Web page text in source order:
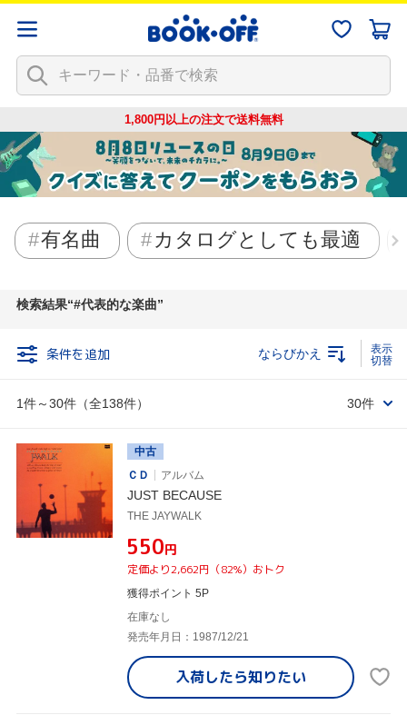
1,800円以上の注文で送料無料
有名曲 カタログとしても最適
検索結果 #代表的な楽曲
条件を追加
1件～30件（全138件）
ならびかえ
30件
中古
ＣＤ
アルバム
JUST BECAUSE
THE JAYWALK
¥550円
定価より2,662円（82%）おトク
獲得ポイント 5P
在庫なし
発売年月日：1987/12/21
入荷したら知りたい